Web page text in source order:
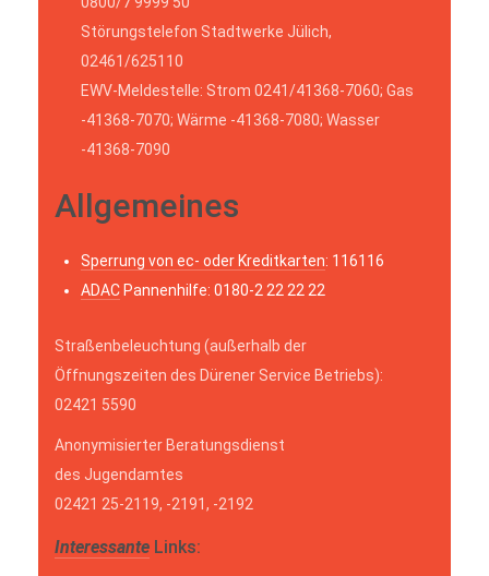
Störungstelefon Stadtwerke Jülich,
02461/625110
EWV-Meldestelle: Strom 0241/41368-7060; Gas
-41368-7070; Wärme -41368-7080; Wasser
-41368-7090
Allgemeines
Sperrung von ec- oder Kreditkarten: 116116
ADAC Pannenhilfe: 0180-2 22 22 22
Straßenbeleuchtung (außerhalb der
Öffnungszeiten des Dürener Service Betriebs):
02421 5590
Anonymisierter Beratungsdienst
des Jugendamtes
02421 25-2119, -2191, -2192
Interessante Links: